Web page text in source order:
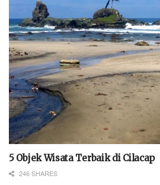
5 Objek Wisata Terbaik di Cilacap
246 SHARES